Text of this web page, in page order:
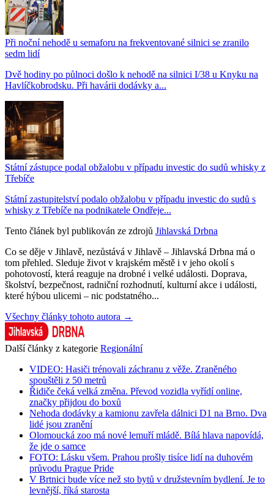
Při noční nehodě u semaforu na frekventované silnici se zranilo
sedm lidí
Dvě hodiny po půlnoci došlo k nehodě na silnici I/38 u Knyku na
Havlíčkobrodsku. Při havárii dodávky a...
Státní zástupce podal obžalobu v případu investic do sudů whisky z
Třebíče
Státní zastupitelství podalo obžalobu v případu investic do sudů s
whisky z Třebíče na podnikatele Ondřeje...
Tento článek byl publikován ze zdrojů Jihlavská Drbna
Co se děje v Jihlavě, nezůstává v Jihlavě – Jihlavská Drbna má o
tom přehled. Sleduje život v krajském městě i v jeho okolí s
pohotovostí, která reaguje na drobné i velké události. Doprava,
školství, bezpečnost, radniční rozhodnutí, kulturní akce i události,
které hýbou ulicemi – nic podstatného...
Všechny články tohoto autora →
Další články z kategorie Regionální
VIDEO: Hasiči trénovali záchranu z věže. Zraněného
spouštěli z 50 metrů
Řidiče čeká velká změna. Převod vozidla vyřídí online,
značky přijdou do boxů
Nehoda dodávky a kamionu zavřela dálnici D1 na Brno. Dva
lidé jsou zranění
Olomoucká zoo má nové lemuří mládě. Bílá hlava napovídá,
že jde o samce
FOTO: Lásku všem. Prahou prošly tisíce lidí na duhovém
průvodu Prague Pride
V Brtnici bude více než sto bytů v družstevním bydlení. Je to
levnější, říká starosta